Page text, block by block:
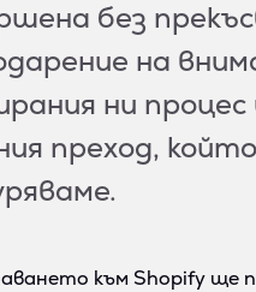
без
на
ни процес
преход, който
към Shopify ще